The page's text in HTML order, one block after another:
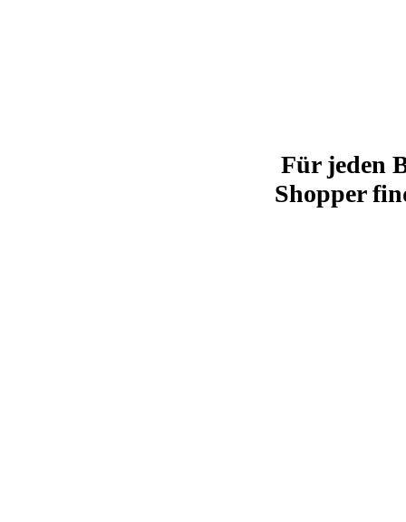
Für jeden
Shopper